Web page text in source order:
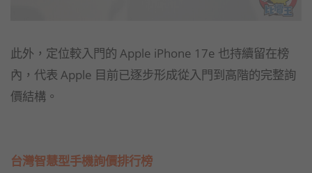
此外，定位較入門的 Apple iPhone 17e 也持續留在榜
內，代表 Apple 目前已逐步形成從入門到高階的完整詢
價結構。
台灣智慧型手機詢價排行榜